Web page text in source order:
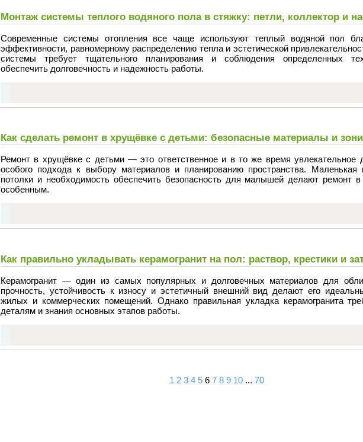
Монтаж системы теплого водяного пола в стяжку: петли, коллектор и
Современные системы отопления все чаще используют теплый водяной пол
эффективности, равномерному распределению тепла и эстетической
системы требует тщательного планирования и соблюдения определенных
обеспечить долговечность и надежность работы.
Как сделать ремонт в хрущёвке с детьми: безопасные материалы и
Ремонт в хрущёвке с детьми — это ответственное и в то же время увлекательное
особого подхода к выбору материалов и планированию пространства. Маленькая
потолки и необходимость обеспечить безопасность для малышей делают ремонт в
особенным.
Как правильно укладывать керамогранит на пол: раствор, крестики и
Керамогранит — один из самых популярных и долговечных материалов для
прочность, устойчивость к износу и эстетичный внешний вид делают его
жилых и коммерческих помещений. Однако правильная укладка керамогранита
деталям и знания основных этапов работы.
1 2 3 4 5 6 7 8 9 10 ... 70